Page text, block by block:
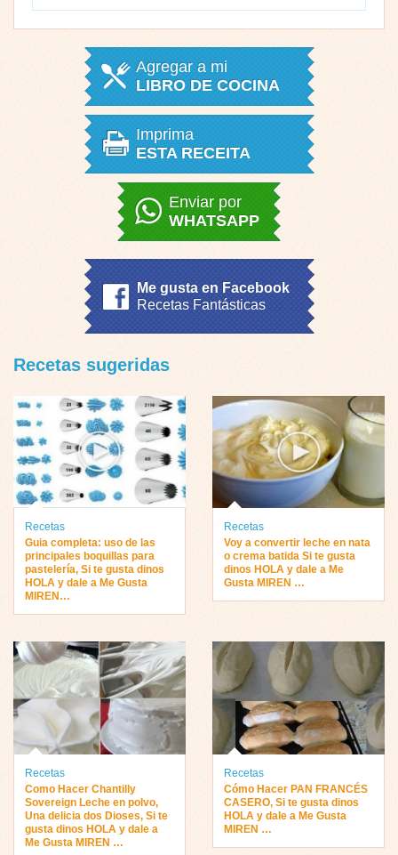
Agregar a mi
LIBRO DE COCINA
Imprima
ESTA RECEITA
Enviar por
WHATSAPP
Me gusta en Facebook
Recetas Fantásticas
Recetas sugeridas
Recetas
Guia completa: uso de las
principales boquillas para
pastelería, Si te gusta dinos
HOLA y dale a Me Gusta
MIREN…
Recetas
Voy a convertir leche en nata
o crema batida Si te gusta
dinos HOLA y dale a Me
Gusta MIREN …
Recetas
Como Hacer Chantilly
Sovereign Leche en polvo,
Una delicia dos Dioses, Si te
gusta dinos HOLA y dale a
Me Gusta MIREN …
Recetas
Cómo Hacer PAN FRANCÉS
CASERO, Si te gusta dinos
HOLA y dale a Me Gusta
MIREN …